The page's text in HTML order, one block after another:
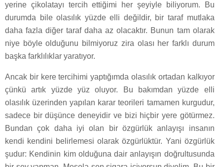
yerine çikolatayı tercih ettiğimi her şeyiyle biliyorum. Bu
durumda bile olasılık yüzde elli değildir, bir taraf mutlaka
daha fazla diğer taraf daha az olacaktır. Bunun tam olarak
niye böyle olduğunu bilmiyoruz zira olası her farklı durum
başka farklılıklar yaratıyor.
Ancak bir kere tercihimi yaptığımda olasılık ortadan kalkıyor
çünkü artık yüzde yüz oluyor. Bu bakımdan yüzde elli
olasılık üzerinden yapılan karar teorileri tamamen kurgudur,
sadece bir düşünce deneyidir ve bizi hiçbir yere götürmez.
Bundan çok daha iyi olan bir özgürlük anlayışı insanın
kendi kendini belirlemesi olarak özgürlüktür. Yani özgürlük
şudur: Kendinin kim olduğuna dair anlayışın doğrultusunda